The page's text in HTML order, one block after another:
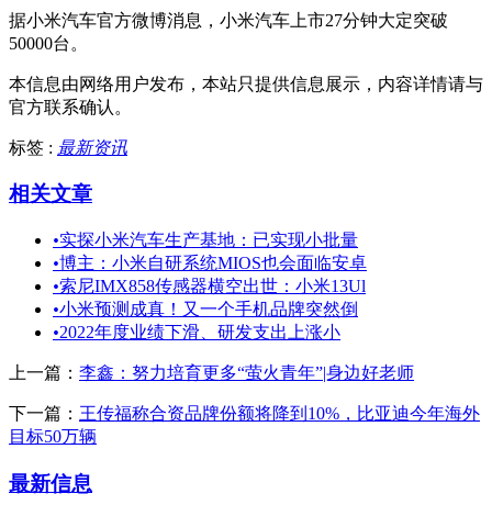
据小米汽车官方微博消息，小米汽车上市27分钟大定突破
50000台。
本信息由网络用户发布， 本站只提供信息展示，内容详情请与
官方联系确认。
标签 : 最新资讯
相关文章
•实探小米汽车生产基地：已实现小批量
•博主：小米自研系统MIOS也会面临安卓
•索尼IMX858传感器横空出世：小米13Ul
•小米预测成真！又一个手机品牌突然倒
•2022年度业绩下滑、研发支出上涨小
上一篇： 李鑫：努力培育更多“萤火青年”|身边好老师
下一篇： 王传福称合资品牌份额将降到10%，比亚迪今年海外
目标50万辆
最新信息